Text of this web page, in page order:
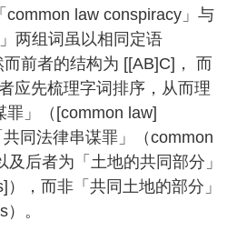
common law conspiracy」与
两组词虽以相同定语
而前者的结构为 [[AB]C]， 而
应先梳理字词排序，从而理
罪」（[common law]
同法律串谋罪」（common
后者为「土地的共同部分」
），而非「共同土地的部分」
。